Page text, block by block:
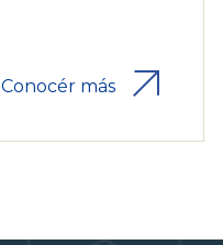
Conocér más